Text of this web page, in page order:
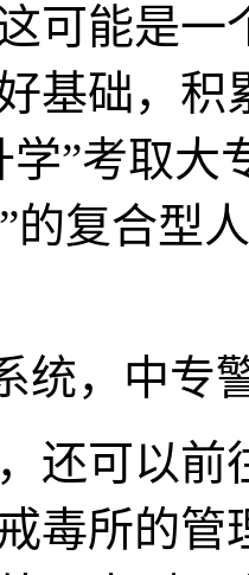
可能是一
基础​，
学”考取大
的复合型​
统，中专​
还可以
毒所的